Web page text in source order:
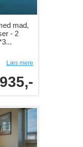
mad,
- 2
Læs mere
935,-